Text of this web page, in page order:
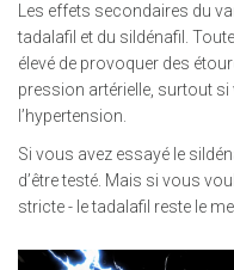
Les effets secondaires du
tadalafil et du sildénafil.
élevé de provoquer des
pression artérielle, surtout
l’hypertension.
Si vous avez essayé le
d’être testé. Mais si vous
stricte - le tadalafil reste le